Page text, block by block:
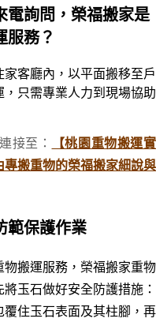
電詢問，榮福搬家是
服務？
客廳內，以平面搬移至戶
， 只需專業人力到現場協助
接至：
【桃園重物搬運實
搬重物的榮福搬家細說與
範保護作業
物搬運服務，榮福搬家重物
玉石做好安全防護措施：
覆住玉石表面及其柱腳，再